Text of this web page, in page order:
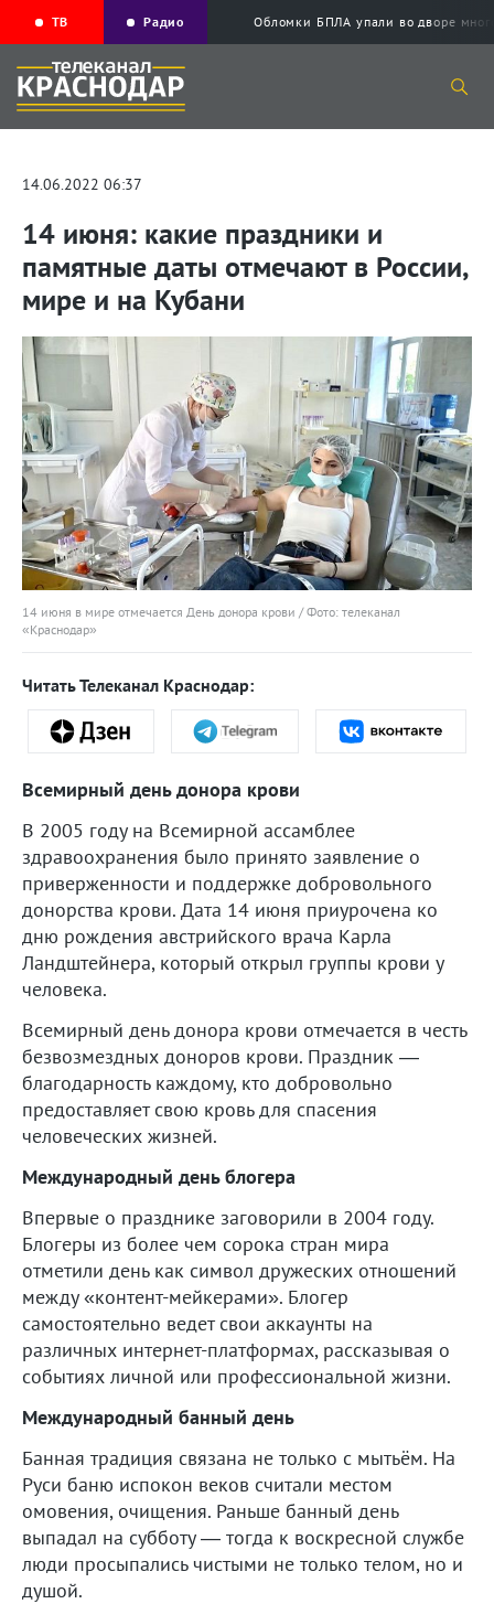
ТВ Радио Обломки БПЛА упали во дворе
14.06.2022 06:37
14 июня: какие праздники и
памятные даты отмечают в России,
мире и на Кубани
14 июня в мире отмечается День донора крови / Фото: телеканал
«Краснодар»
Читать Телеканал Краснодар:
Всемирный день донора крови
В 2005 году на Всемирной ассамблее
здравоохранения было принято заявление о
приверженности и поддержке добровольного
донорства крови. Дата 14 июня приурочена ко
дню рождения австрийского врача Карла
Ландштейнера, который открыл группы крови у
человека.
Всемирный день донора крови отмечается в честь
безвозмездных доноров крови. Праздник —
благодарность каждому, кто добровольно
предоставляет свою кровь для спасения
человеческих жизней.
Международный день блогера
Впервые о празднике заговорили в 2004 году.
Блогеры из более чем сорока стран мира
отметили день как символ дружеских отношений
между «контент-мейкерами». Блогер
самостоятельно ведет свои аккаунты на
различных интернет-платформах, рассказывая о
событиях личной или профессиональной жизни.
Международный банный день
Банная традиция связана не только с мытьём. На
Руси баню испокон веков считали местом
омовения, очищения. Раньше банный день
выпадал на субботу — тогда к воскресной службе
люди просыпались чистыми не только телом, но и
душой.